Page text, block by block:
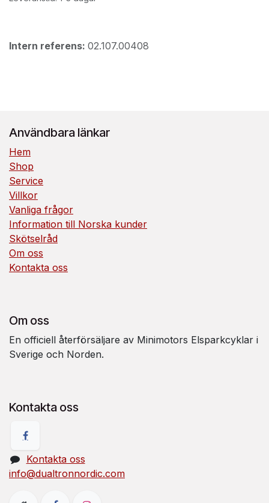
Intern referens: 02.107.00408
Användbara länkar
Hem
Shop
Service
Villkor
Vanliga frågor
Information till Norska kunder
Skötselråd
Om oss
Kontakta oss
Om oss
En officiell återförsäljare av Minimotors Elsparkcyklar i
Sverige och Norden.
Kontakta oss
Kontakta oss
info@dualtronnordic.com